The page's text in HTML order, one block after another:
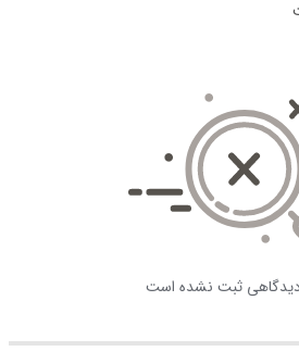
دیدگاهی ثبت نشده است